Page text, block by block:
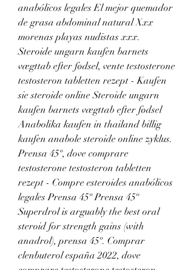
anabólicos legales El mejor quemador
de grasa abdominal natural Xxx
morenas playas nudistas xxx.
Steroide ungarn kaufen barnets
vægttab efter fødsel, vente testosterone
testosteron tabletten rezept - Kaufen
sie steroide online Steroide ungarn
kaufen barnets vægttab efter fødsel
Anabolika kaufen in thailand billig
kaufen anabole steroide online zyklus.
Prensa 45º, dove comprare
testosterone testosteron tabletten
rezept - Compre esteroides anabólicos
legales Prensa 45º Prensa 45º
Superdrol is arguably the best oral
steroid for strength gains (with
anadrol), prensa 45º. Comprar
clenbuterol españa 2022, dove